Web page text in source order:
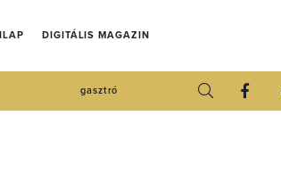
DIGITÁLIS MAGAZIN
gasztró